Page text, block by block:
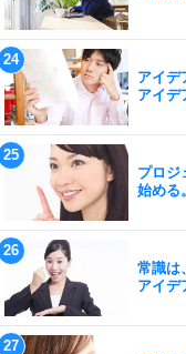
アイデ
アイデ
プロジ
始める。
常識は
アイデ